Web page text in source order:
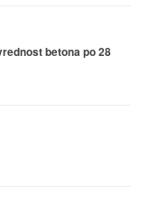
betona po 28